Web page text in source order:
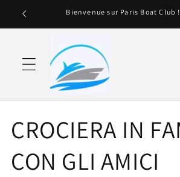
passare al
contenuto
Bienvenue sur Paris Boat Club
CROCIERA IN
CON GLI AMICI